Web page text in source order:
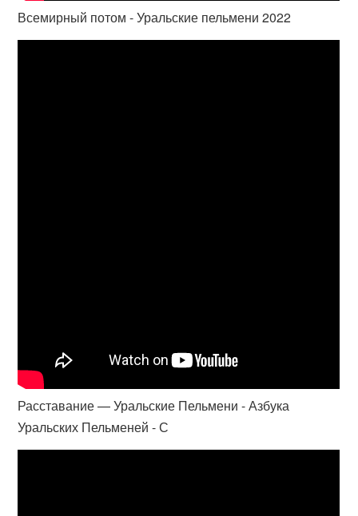
Всемирный потом - Уральские пельмени 2022
Расставание — Уральские Пельмени - Азбука
Уральских Пельменей - С